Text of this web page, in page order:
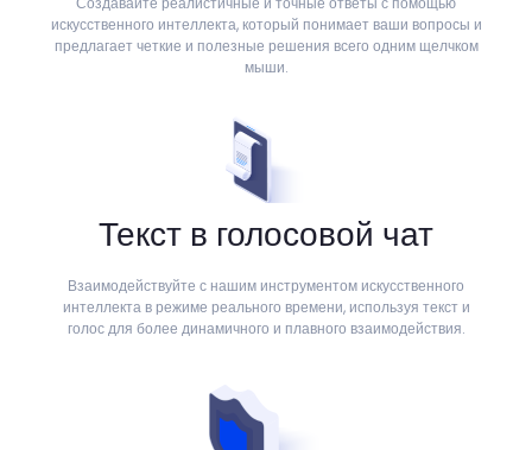
искусственного интеллекта, который понимает ваши вопросы и
предлагает четкие и полезные решения всего одним щелчком
мыши.
Текст в голосовой чат
Взаимодействуйте с нашим инструментом искусственного
интеллекта в режиме реального времени, используя текст и
голос для более динамичного и плавного взаимодействия.